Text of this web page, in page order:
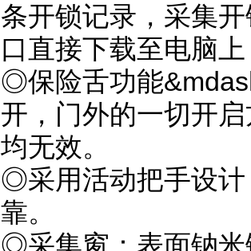
条开锁记录，采集
口直接下载至电脑
◎保险舌功能
开，门外的一切开
均无效。
◎采用活动把手设计
靠。
◎采集窗：表面钠米